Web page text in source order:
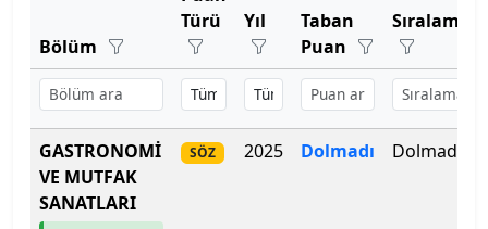
Başkent Üniversitesi
Başkent Üniversitesi
Başkent Üniversitesi
Batman Üniversitesi
Bölüm
Türü
Yıl
Taban
Puan
Sıralama
GASTRONOMİ
VE MUTFAK
SANATLARI
SÖZ 2025 Dolmadı Dolmadı